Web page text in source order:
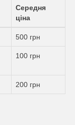
Середня
ціна
500 грн
100 грн
200 грн